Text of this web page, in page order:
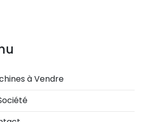
à Vendre